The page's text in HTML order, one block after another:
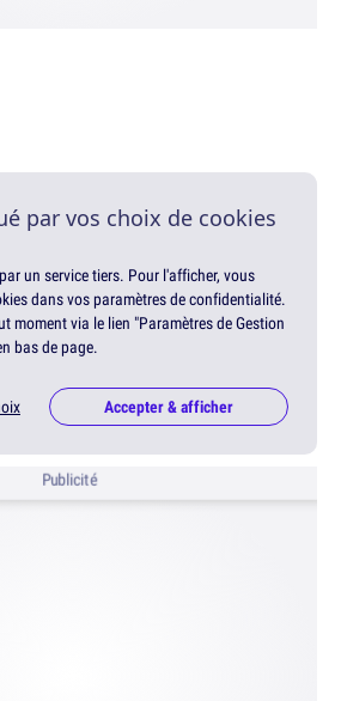
par vos choix de cookies
un service tiers. Pour l'afficher, vous
dans vos paramètres de confidentialité.
moment via le lien "Paramètres de Gestion
bas de page.
Accepter & afficher
Publicité